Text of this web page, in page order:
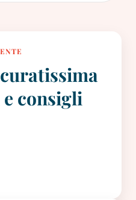
consigli